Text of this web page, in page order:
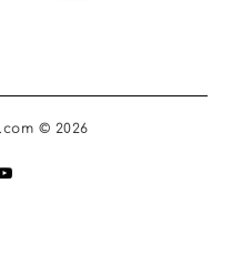
© 2026